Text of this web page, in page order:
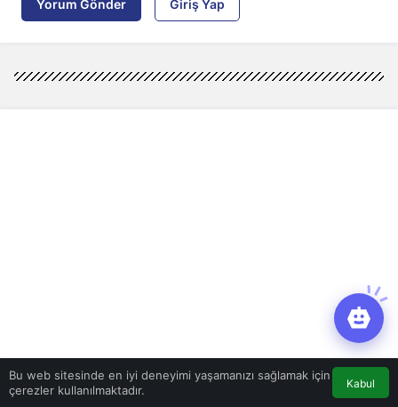
Yorum Gönder Giriş Yap
Bu web sitesinde en iyi deneyimi yaşamanızı sağlamak için
çerezler kullanılmaktadır.
Kabul